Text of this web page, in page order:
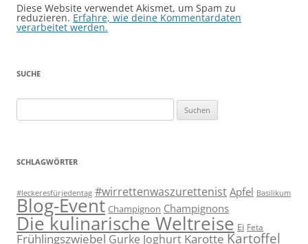
Diese Website verwendet Akismet, um Spam zu
reduzieren. Erfahre, wie deine Kommentardaten
verarbeitet werden.
SUCHE
nach:
SCHLAGWÖRTER
#leckeresfürjedentag #wirrettenwaszurettenist Apfel Basilikum
Blog-Event Champignon Champignons
Die kulinarische Weltreise Ei Feta
Frühlingszwiebel Gurke Joghurt Karotte Kartoffel